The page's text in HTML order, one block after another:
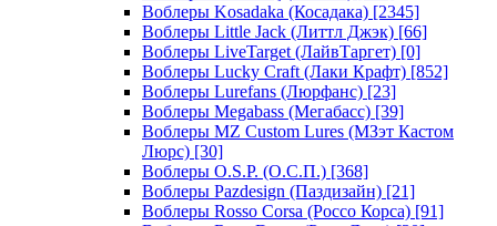
Воблеры Kosadaka (Косадака) [2345]
Воблеры Little Jack (Литтл Джэк) [66]
Воблеры LiveTarget (ЛайвТаргет) [0]
Воблеры Lucky Craft (Лаки Крафт) [852]
Воблеры Lurefans (Люрфанс) [23]
Воблеры Megabass (Мегабасс) [39]
Воблеры MZ Custom Lures (МЗэт Кастом
Люрс) [30]
Воблеры O.S.P. (О.С.П.) [368]
Воблеры Pazdesign (Паздизайн) [21]
Воблеры Rosso Corsa (Россо Корса) [91]